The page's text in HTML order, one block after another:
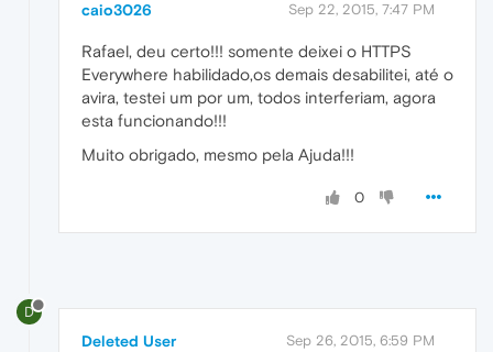
caio3026 Sep 22, 2015, 7:47 PM
Rafael, deu certo!!! somente deixei o HTTPS
Everywhere habilidado,os demais desabilitei, até o
avira, testei um por um, todos interferiam, agora
esta funcionando!!!
Muito obrigado, mesmo pela Ajuda!!!
0
D
Deleted User Sep 26, 2015, 6:59 PM